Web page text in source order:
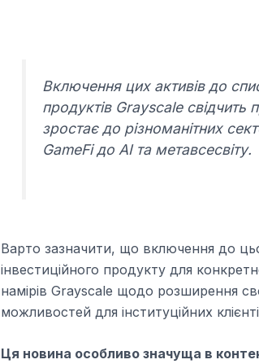
Включення цих активів до
продуктів Grayscale свідчить
зростає до різноманітних
GameFi до AI та метавсесвіту.
Варто зазначити, що включення до
інвестиційного продукту для
намірів Grayscale щодо розширення
можливостей для інституційних
Ця новина особливо значуща в